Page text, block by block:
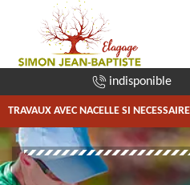
indisponible
TRAVAUX AVEC NACELLE SI